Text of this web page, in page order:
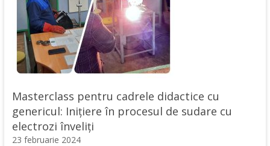
Masterclass pentru cadrele didactice cu
genericul: Inițiere în procesul de sudare cu
electrozi înveliți
23 februarie 2024